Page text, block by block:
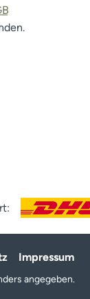
Impressum
angegeben.